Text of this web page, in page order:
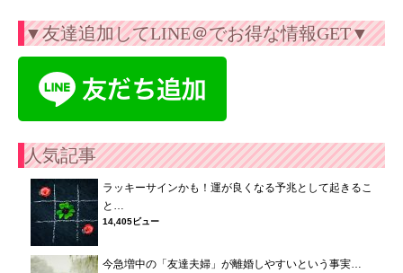
▼友達追加してLINE＠でお得な情報GET▼
人気記事
ラッキーサインかも！運が良くなる予兆として起きるこ
と…
14,405ビュー
今急増中の「友達夫婦」が離婚しやすいという事実…